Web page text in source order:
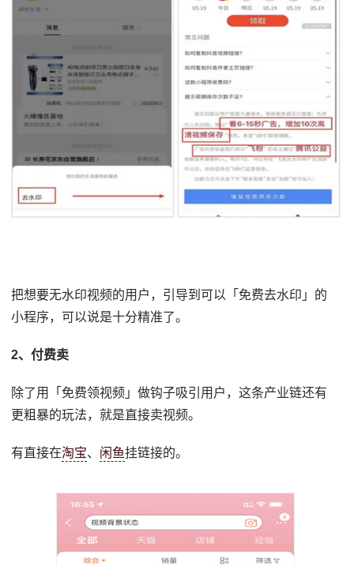
把想要无水印视频的用户，引导到可以「免费去水印」的
小程序，可以说是十分精准了。
2、付费卖
除了用「免费领视频」做钩子吸引用户，这条产业链还有
更粗暴的玩法，就是直接卖视频。
有直接在淘宝、 闲鱼挂链接的。